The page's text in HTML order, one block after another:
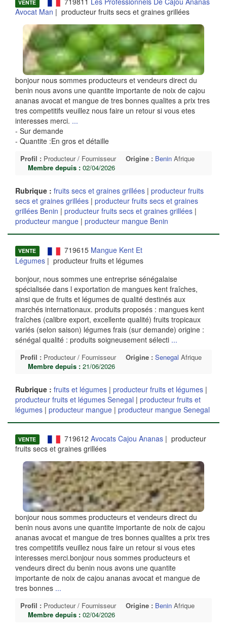
VENTE
Avocat Man | producteur fruits secs et graines grillées
bonjour nous sommes producteurs et vendeurs direct du
benin nous avons une quantite importante de noix de cajou
ananas avocat et mangue de tres bonnes qualites a prix tres
tres competitifs veuillez nous faire un retour si vous etes
interesses merci. ...
- Sur demande
- Quantite :En gros et détaille
Profil : Producteur / Fournisseur Origine : Benin Afrique
Membre depuis : 02/04/2026
Rubrique : fruits secs et graines grillées | producteur fruits
secs et graines grillées | producteur fruits secs et graines
grillées Benin | producteur fruits secs et graines grillées |
producteur mangue | producteur mangue Benin
VENTE 719615 Mangue Kent Et
Légumes | producteur fruits et légumes
bonjour, nous sommes une entreprise sénégalaise
spécialisée dans l exportation de mangues kent fraîches,
ainsi que de fruits et légumes de qualité destinés aux
marchés internationaux. produits proposés : mangues kent
fraîches (calibre export, excellente qualité) fruits tropicaux
variés (selon saison) légumes frais (sur demande) origine :
sénégal qualité : produits soigneusement sélecti ...
Profil : Producteur / Fournisseur Origine : Senegal Afrique
Membre depuis : 21/06/2026
Rubrique : fruits et légumes | producteur fruits et légumes |
producteur fruits et légumes Senegal | producteur fruits et
légumes | producteur mangue | producteur mangue Senegal
VENTE 719612 Avocats Cajou Ananas| producteur
fruits secs et graines grillées
bonjour nous sommes producteurs et vendeurs direct du
benin nous avons une quantite importante de noix de cajou
ananas avocat et mangue de tres bonnes qualites a prix tres
tres competitifs veuillez nous faire un retour si vous etes
interesses merci.bonjour nous sommes producteurs et
vendeurs direct du benin nous avons une quantite
importante de noix de cajou ananas avocat et mangue de
tres bonnes ...
Profil : Producteur / Fournisseur Origine : Benin Afrique
Membre depuis : 02/04/2026